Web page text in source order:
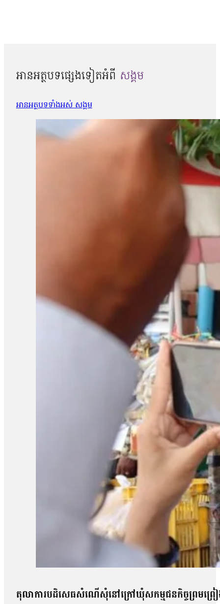
អានអត្ថបទផ្សេងទៀតអំពី សង្គម
អានអត្ថបទទាំងអស់ សង្គម
តុលាការបដិសេធសំណើសុំនៅក្រៅឃុំសកម្មជនកិច្ចព្រមព្រ